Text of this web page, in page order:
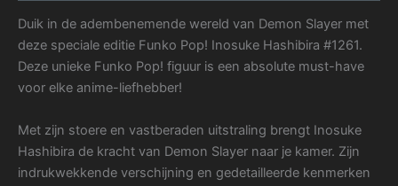
Duik in de adembenemende wereld van Demon Slayer met
deze speciale editie Funko Pop! Inosuke Hashibira #1261.
Deze unieke Funko Pop! figuur is een absolute must-have
voor elke anime-liefhebber!
Met zijn stoere en vastberaden uitstraling brengt Inosuke
Hashibira de kracht van Demon Slayer naar je kamer. Zijn
indrukwekkende verschijning en gedetailleerde kenmerken